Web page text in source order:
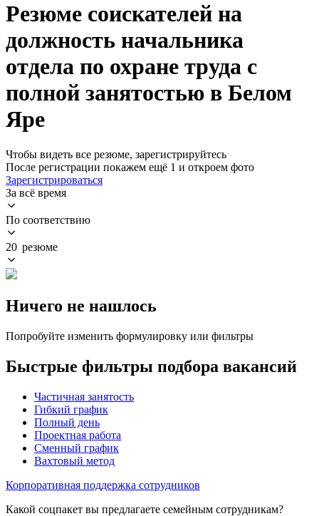
Резюме соискателей на
должность начальника
отдела по охране труда с
полной занятостью в Белом
Яре
Чтобы видеть все резюме, зарегистрируйтесь
После регистрации покажем ещё 1 и откроем фото
Зарегистрироваться
За всё время
По соответствию
20 резюме
Ничего не нашлось
Попробуйте изменить формулировку или фильтры
Быстрые фильтры подбора вакансий
Частичная занятость
Гибкий график
Полный день
Проектная работа
Сменный график
Вахтовый метод
Корпоративная поддержка сотрудников
Какой соцпакет вы предлагаете семейным сотрудникам?